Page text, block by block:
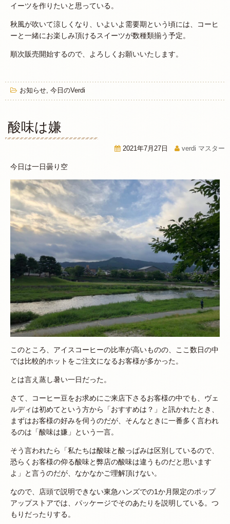
イーツを作りたいと思っている。
秋風が吹いて涼しくなり、いよいよ需要期という頃には、コーヒ
ーと一緒にお楽しみ頂けるスイーツが数種類揃う予定。
順次販売開始するので、よろしくお願いいたします。
お知らせ, 今日のVerdi
酸味は嫌
2021年7月27日 verdi マスター
今日は一日曇り空
このところ、アイスコーヒーの比率が高いものの、ここ数日の中
では比較的ホットをご注文になるお客様が多かった。
とは言え蒸し暑い一日だった。
さて、コーヒー豆をお求めにご来店下さるお客様の中でも、ヴェ
ルディは初めてという方から「おすすめは？」と訊かれたとき、
まずはお客様の好みを伺うのだが、そんなときに一番多く言われ
るのは「酸味は嫌」という一言。
そう言われたら「私たちは酸味と酸っぱみは区別しているので、
恐らくお客様の仰る酸味と弊店の酸味は違うものだと思います
よ」と言うのだが、なかなかご理解頂けない。
なので、店頭で説明できない東急ハンズでの1か月限定のポップ
アップストアでは、パッケージでそのあたりを説明している。つ
もりだったりする。